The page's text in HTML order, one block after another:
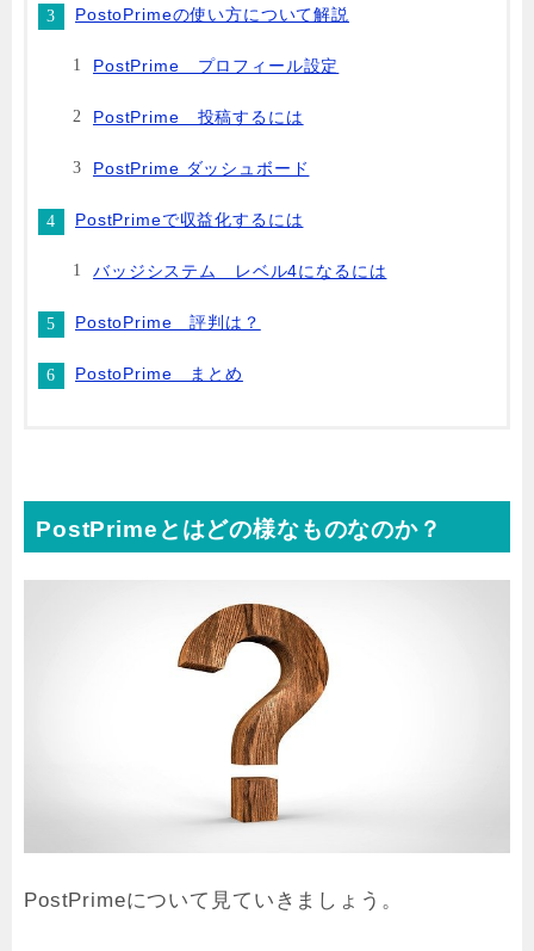
PostoPrimeの使い方について解説
PostPrime プロフィール設定
PostPrime 投稿するには
PostPrime ダッシュボード
PostPrimeで収益化するには
バッジシステム レベル4になるには
PostoPrime 評判は？
PostoPrime まとめ
PostPrimeとはどの様なものなのか？
PostPrimeについて見ていきましょう。